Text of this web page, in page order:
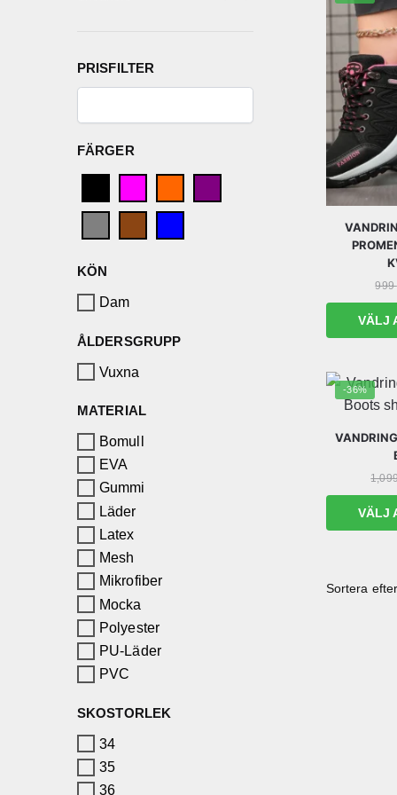
999
VÄLJ
-36%
VÄLJ
PRISFILTER
FÄRGER
KÖN
Dam
ÅLDERSGRUPP
Vuxna
MATERIAL
Bomull
EVA
Gummi
Läder
Latex
Mesh
Mikrofiber
Mocka
Polyester
PU-Läder
PVC
SKOSTORLEK
34
35
36